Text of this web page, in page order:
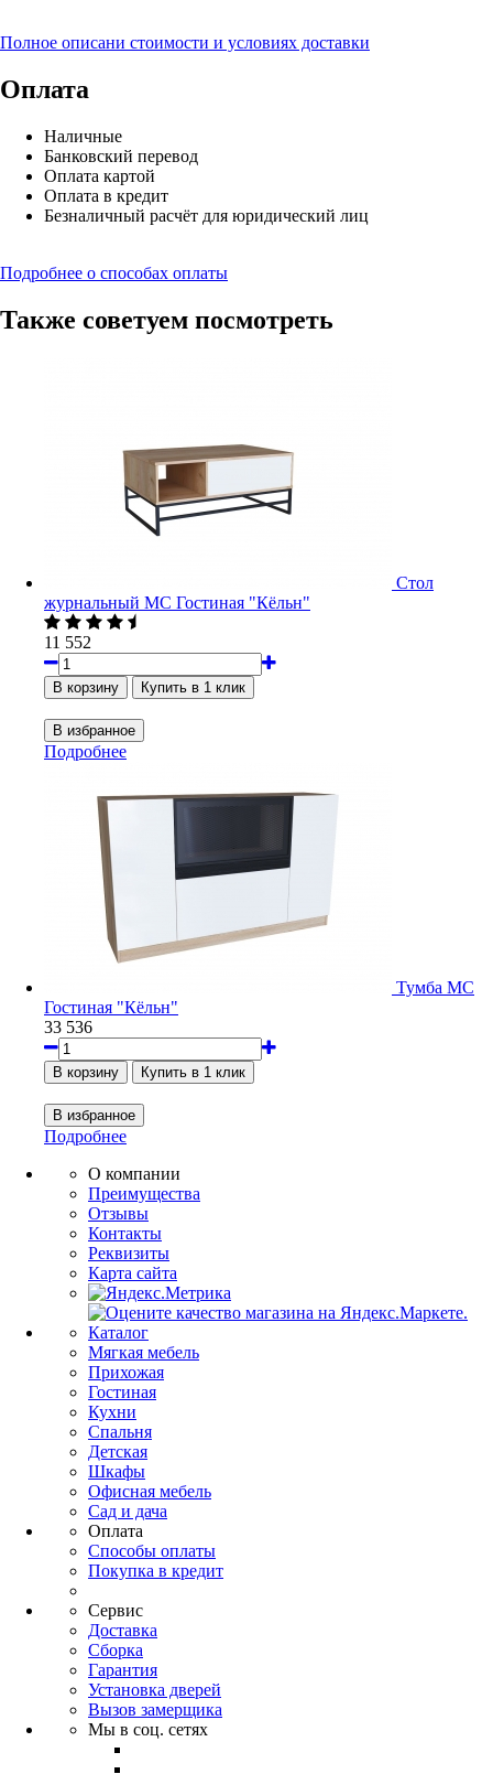
Полное описани стоимости и условиях доставки
Оплата
Наличные
Банковский перевод
Оплата картой
Оплата в кредит
Безналичный расчёт для юридический лиц
Подробнее о способах оплаты
Также советуем посмотреть
Стол
журнальный МС Гостиная "Кёльн"
11 552
Подробнее
Тумба МС
Гостиная "Кёльн"
33 536
Подробнее
О компании
Преимущества
Отзывы
Контакты
Реквизиты
Карта сайта
Каталог
Мягкая мебель
Прихожая
Гостиная
Кухни
Спальня
Детская
Шкафы
Офисная мебель
Сад и дача
Оплата
Способы оплаты
Покупка в кредит
Сервис
Доставка
Сборка
Гарантия
Установка дверей
Вызов замерщика
Мы в соц. сетях